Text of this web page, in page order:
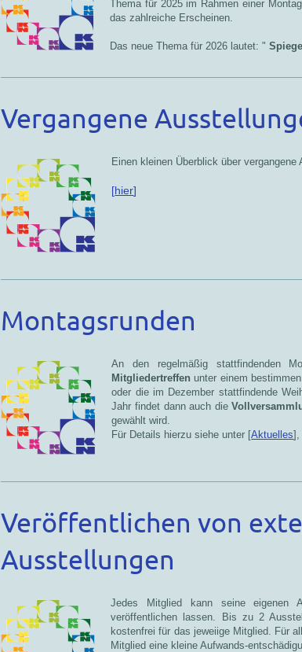
Thema für 2025 im Rahmen einer
das zahlreiche Erscheinen.
Das neue Thema für 2026 lautet: "
Vergangene
Einen kleinen Überblick über
[hier]
Montagsrunden
An den regelmäßig stattfindenden
Mitgliedertreffen unter einem
oder die im Dezember stattfindende
Jahr findet dann auch die
gewählt wird.
Für Details hierzu siehe unter [Aktuelles],
Veröffentlichen von
Ausstellungen
Jedes Mitglied kann seine eigenen
veröffentlichen lassen. Bis zu 2
kostenfrei für das jeweiige Mitglied. Für
Mitglied eine kleine Aufwands-